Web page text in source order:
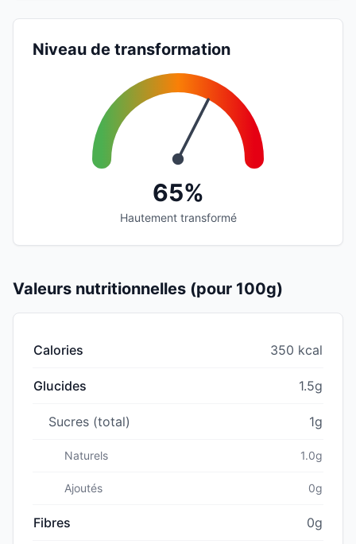
Niveau de transformation
65%
Hautement transformé
Valeurs nutritionnelles (pour 100g)
Calories 350 kcal
Glucides 1.5g
Sucres (total) 1g
Naturels 1.0g
Ajoutés 0g
Fibres 0g